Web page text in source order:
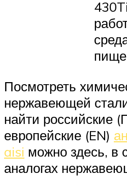
Посмотреть
нержавеющей
найти российские
европейские (EN)
aisi можно здесь, в
аналогах